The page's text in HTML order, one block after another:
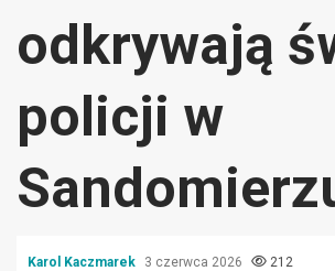
odkrywają
policji w
Karol Kaczmarek 3 czerwca 2026 212